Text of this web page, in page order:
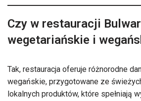
Czy w restauracji
wegetariańskie i
Tak, restauracja oferuje różnorodne
wegańskie, przygotowane ze
lokalnych produktów, które spełniają